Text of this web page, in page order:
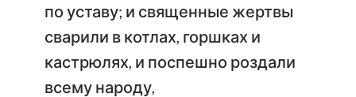
по уставу; и священные жертвы
сварили в котлах, горшках и
кастрюлях, и поспешно роздали
всему народу,